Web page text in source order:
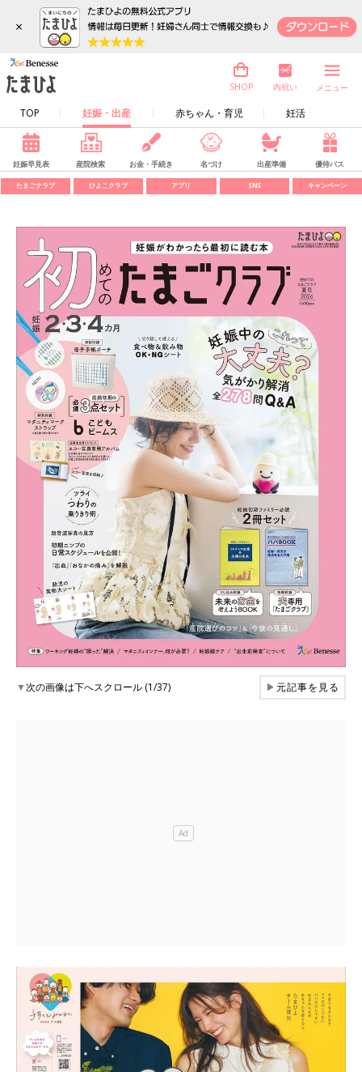
×
TOP 妊娠・出産 赤ちゃん・育児 妊活
SHOP 内祝い メニュー
妊娠早見表 産院検索 お金・手続き 名づけ 出産準備 優待パス
たまごクラブ ひよこクラブ アプリ SNS キャンペーン
▼次の画像は下へスクロール (1/37) ▶元記事を見る